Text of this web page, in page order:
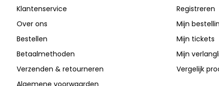
Klantenservice
Over ons
Bestellen
Betaalmethoden
Verzenden & retourneren
Algemene voorwaarden
Registreren
Mijn
Mijn tickets
Mijn
Vergelijk